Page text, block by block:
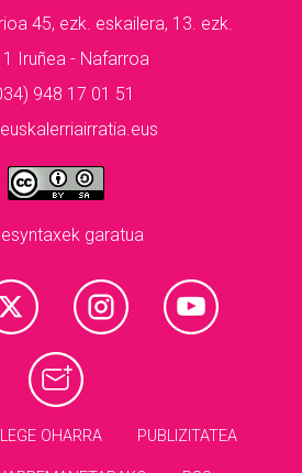
45, ezk. eskailera, 13. ezk.
Iruñea - Nafarroa
948 17 01 51
garatua
LEGE OHARRA PUBLIZITATEA